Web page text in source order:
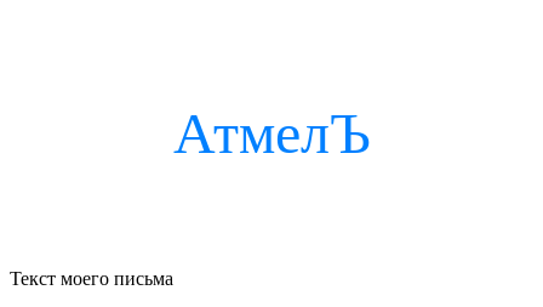
АтмелЪ
Текст моего письма